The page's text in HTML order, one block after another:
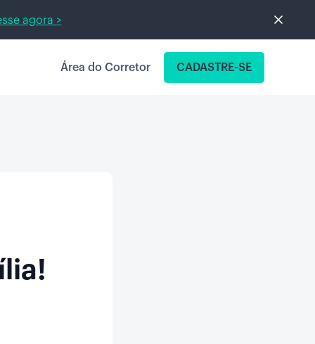
agora >
Área do Corretor CADASTRE-SE